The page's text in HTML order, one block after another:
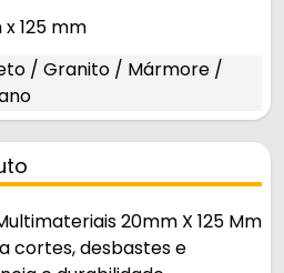
125 mm
/ Granito / Mármore /
20mm X 125 Mm
cortes, desbastes e